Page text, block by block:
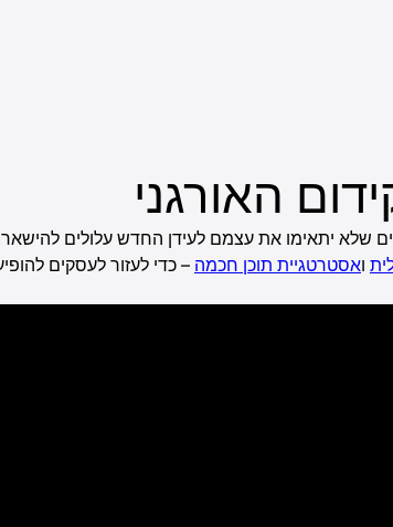
האורגני
שלא יתאימו את עצמם לעידן החדש עלולים
ואסטרטגיית תוכן חכמה – כדי לעזור לעסקים